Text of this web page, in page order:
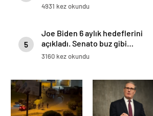
4931 kez okundu
5
Joe Biden 6 aylık hedeflerini
açıkladı. Senato buz gibi…
3160 kez okundu